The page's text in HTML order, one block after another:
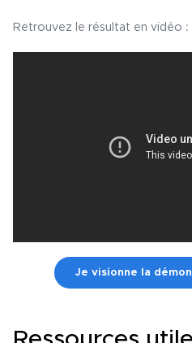
Retrouvez le résultat en vidéo :
Je visionne la